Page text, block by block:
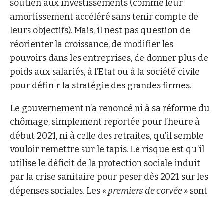
soutien aux investissements (comme leur
amortissement accéléré sans tenir compte de
leurs objectifs). Mais, il n’est pas question de
réorienter la croissance, de modifier les
pouvoirs dans les entreprises, de donner plus de
poids aux salariés, à l’Etat ou à la société civile
pour définir la stratégie des grandes firmes.
Le gouvernement n’a renoncé ni à sa réforme du
chômage, simplement reportée pour l’heure à
début 2021, ni à celle des retraites, qu’il semble
vouloir remettre sur le tapis. Le risque est qu’il
utilise le déficit de la protection sociale induit
par la crise sanitaire pour peser dès 2021 sur les
dépenses sociales. Les « premiers de corvée » sont